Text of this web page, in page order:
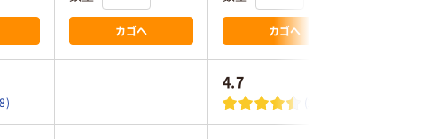
カゴへ カゴへ
4.7
(21)